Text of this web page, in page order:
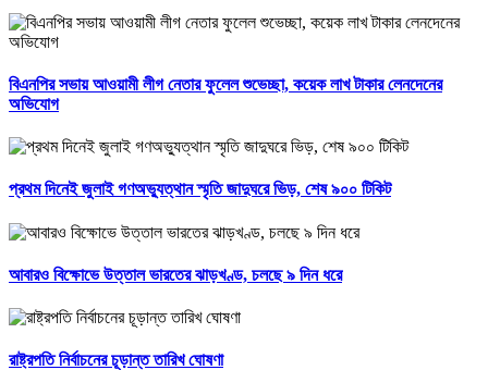
বিএনপির সভায় আওয়ামী লীগ নেতার ফুলেল শুভেচ্ছা, কয়েক লাখ টাকার লেনদেনের
অভিযোগ
প্রথম দিনেই জুলাই গণঅভ্যুত্থান স্মৃতি জাদুঘরে ভিড়, শেষ ৯০০ টিকিট
আবারও বিক্ষোভে উত্তাল ভারতের ঝাড়খণ্ড, চলছে ৯ দিন ধরে
রাষ্ট্রপতি নির্বাচনের চূড়ান্ত তারিখ ঘোষণা